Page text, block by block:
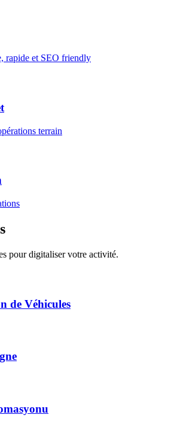
rapide et SEO friendly
terrain
pour digitaliser votre activité.
de Véhicules